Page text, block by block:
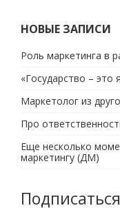
НОВЫЕ ЗАПИСИ
Роль маркетинга в
«Государство – это
Маркетолог из
Про
Еще несколько
маркетингу (ДМ)